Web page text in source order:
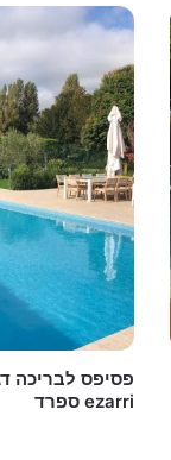
ezarri ספרד